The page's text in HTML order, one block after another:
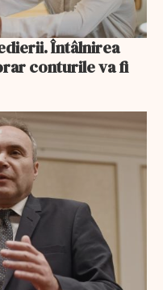
Întâlnirea
conturile va fi